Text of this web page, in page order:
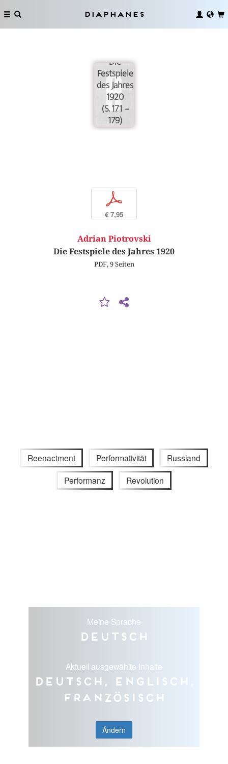
Diaphanes
Die
Festspiele
des Jahres
1920
(S. 171 –
179)
p
€ 7,95
Adrian Piotrovski
Die Festspiele des Jahres 1920
PDF, 9 Seiten
Reenactment Performativität Russland
Performanz Revolution
Meine Sprache
Deutsch
Aktuell ausgewählte Inhalte
Deutsch, Englisch,
Französisch
Ändern